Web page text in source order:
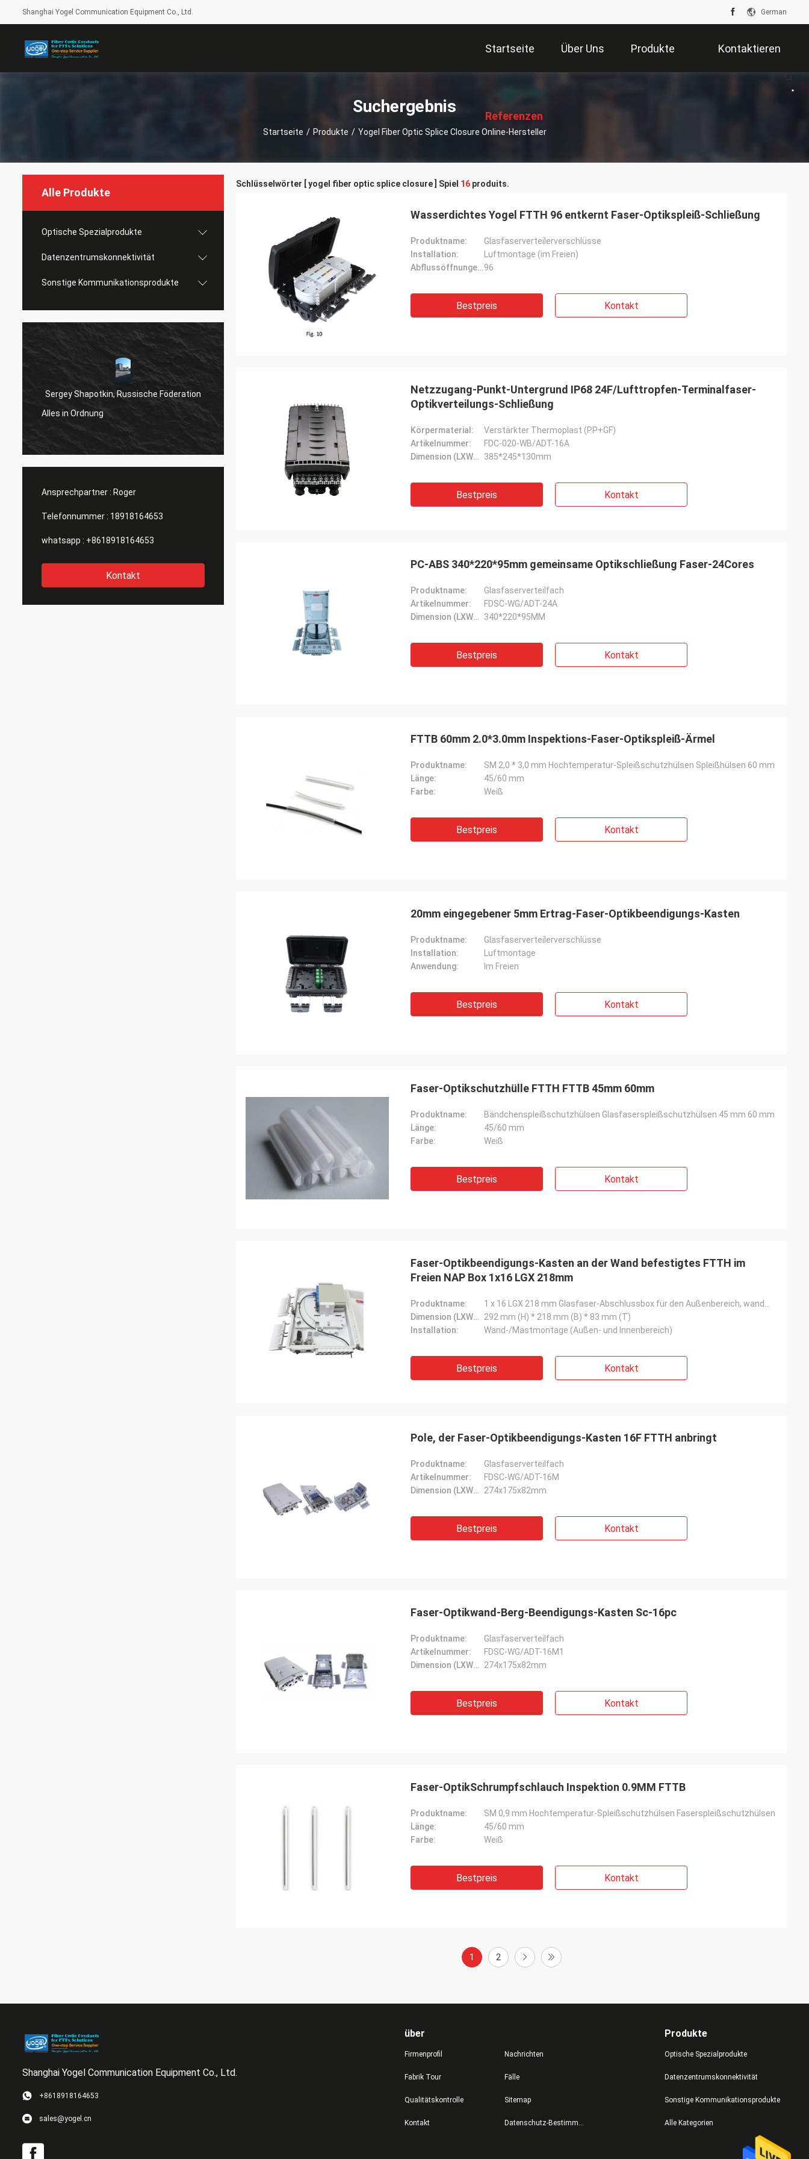
Shanghai Yogel Communication Equipment Co., Ltd. German
Startseite Über Uns Produkte Kontaktieren
Referenzen
Suchergebnis
Startseite / Produkte / Yogel Fiber Optic Splice Closure Online-Hersteller
Alle Produkte
Optische Spezialprodukte
Datenzentrumskonnektivität
Sonstige Kommunikationsprodukte
Sergey Shapotkin, Russische Föderation
Alles in Ordnung
zusammenzuarbeiten. Sie sind
aufmerksam und reaktionsschnell.
Ansprechpartner : Roger
Telefonnummer : 18918164653
whatsapp : +8618918164653
Kontakt
Schlüsselwörter [ yogel fiber optic splice closure ] Spiel 16 produits.
Wasserdichtes Yogel FTTH 96 entkernt Faser-Optikspleiß-Schließung
Produktname:
Glasfaserverteilerverschlüsse
Installation:
Luftmontage (im Freien)
Abflussöffnungen:96
Bestpreis Kontakt
Netzzugang-Punkt-Untergrund IP68 24F/Lufttropfen-Terminalfaser-
Optikverteilungs-Schließung
Körpermaterial:
Verstärkter Thermoplast (PP+GF)
Artikelnummer:
FDC-020-WB/ADT-16A
Dimension (LXWXH):
385*245*130mm
Bestpreis Kontakt
PC-ABS 340*220*95mm gemeinsame Optikschließung Faser-24Cores
Produktname:
Glasfaserverteilfach
Artikelnummer:
FDSC-WG/ADT-24A
Dimension (LXWXH):
340*220*95MM
Bestpreis Kontakt
FTTB 60mm 2.0*3.0mm Inspektions-Faser-Optikspleiß-Ärmel
Produktname:
SM 2,0 * 3,0 mm Hochtemperatur-Spleißschutzhülsen Spleißhülsen 60 mm
Länge:
45/60 mm
Farbe:
Weiß
Bestpreis Kontakt
20mm eingegebener 5mm Ertrag-Faser-Optikbeendigungs-Kasten
Produktname:
Glasfaserverteilerverschlüsse
Installation:
Luftmontage
Anwendung:
Im Freien
Bestpreis Kontakt
Faser-Optikschutzhülle FTTH FTTB 45mm 60mm
Produktname:
Bändchenspleißschutzhülsen Glasfaserspleißschutzhülsen 45 mm 60 mm
Länge:
45/60 mm
Farbe:
Weiß
Bestpreis Kontakt
Faser-Optikbeendigungs-Kasten an der Wand befestigtes FTTH im
Freien NAP Box 1x16 LGX 218mm
Produktname:
Dimension (LXWXH):
292 mm (H) * 218 mm (B) * 83 mm (T)
Installation:
Wand-/Mastmontage (Außen- und Innenbereich)
Bestpreis Kontakt
Pole, der Faser-Optikbeendigungs-Kasten 16F FTTH anbringt
Produktname:
Glasfaserverteilfach
Artikelnummer:
FDSC-WG/ADT-16M
Dimension (LXWXH):
274x175x82mm
Bestpreis Kontakt
Faser-Optikwand-Berg-Beendigungs-Kasten Sc-16pc
Produktname:
Glasfaserverteilfach
Artikelnummer:
FDSC-WG/ADT-16M1
Dimension (LXWXH):
274x175x82mm
Bestpreis Kontakt
Faser-OptikSchrumpfschlauch Inspektion 0.9MM FTTB
Produktname:
SM 0,9 mm Hochtemperatur-Spleißschutzhülsen Faserspleißschutzhülsen
Länge:
45/60 mm
Farbe:
Weiß
Bestpreis Kontakt
1 2
Shanghai Yogel Communication Equipment Co., Ltd.
+8618918164653
sales@yogel.cn
über
Firmenprofil
Fabrik Tour
Qualitätskontrolle
Kontakt
Nachrichten
Fälle
Sitemap
Datenschutz-Bestimmungen
Produkte
Optische Spezialprodukte
Datenzentrumskonnektivität
Sonstige Kommunikationsprodukte
Alle Kategorien